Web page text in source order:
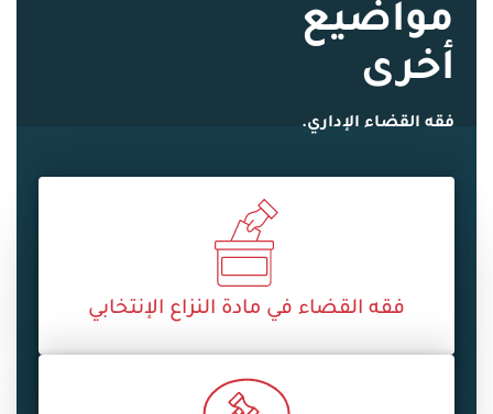
مواضيع
أخرى
فقه القضاء الإداري.
فقه القضاء في مادة النزاع الإنتخابي